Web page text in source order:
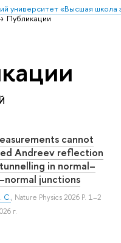
университет «Высшая школа
Публикации
cannot
Andreev reflection
in normal–
junctions
С., Nature Physics 2026 P. 1–2
г.